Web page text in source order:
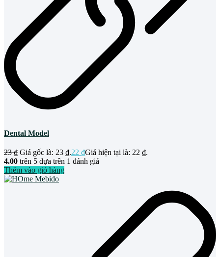
Dental Model
23₫ Giá gốc là: 23 ₫.22 ₫Giá hiện tại là: 22 ₫.
4.00 trên 5 dựa trên 1 đánh giá
Thêm vào giỏ hàng